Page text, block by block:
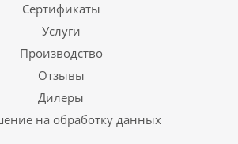
Сертификаты
Услуги
Производство
Отзывы
Дилеры
на обработку данных